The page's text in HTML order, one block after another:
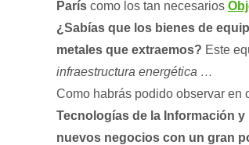
París como los tan necesarios
¿Sabías que los bienes de
metales que extraemos? Este
infraestructura energética …
Como habrás podido observar en
Tecnologías de la Información
nuevos negocios con un gran